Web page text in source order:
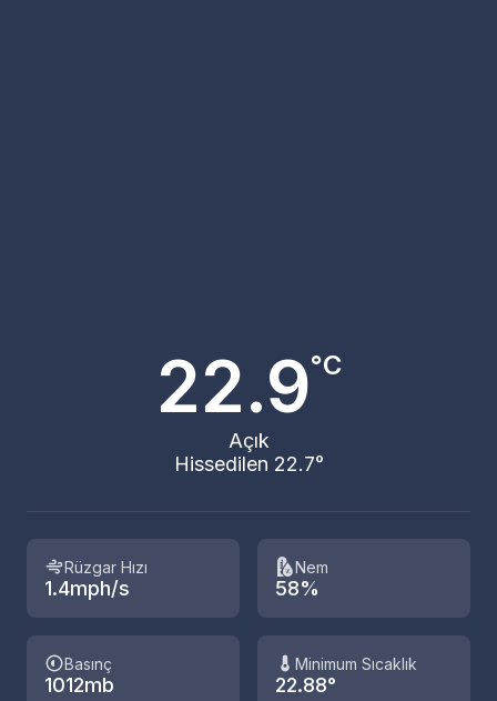
22.9°C
Açık
Hissedilen 22.7°
Rüzgar Hızı
1.4mph/s
Nem
58%
Basınç
1012mb
Minimum Sıcaklık
22.88°